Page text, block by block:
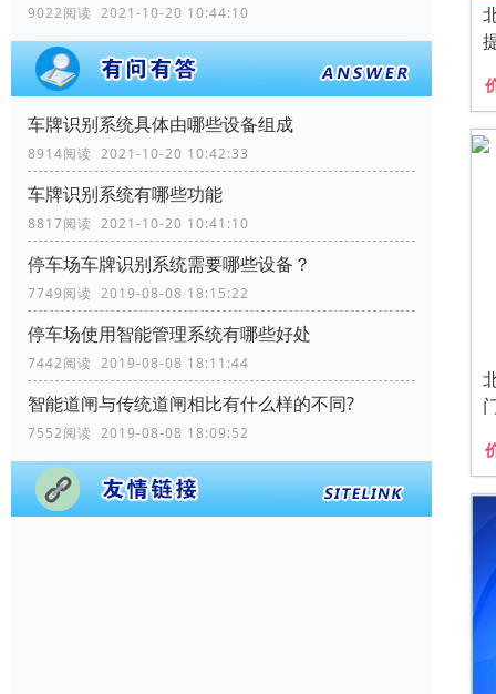
9022阅读 2021-10-20 10:44:10
车牌识别系统具体由哪些设备组成
8914阅读 2021-10-20 10:42:33
车牌识别系统有哪些功能
8817阅读 2021-10-20 10:41:10
停车场车牌识别系统需要哪些设备？
7749阅读 2019-08-08 18:15:22
停车场使用智能管理系统有哪些好处
7442阅读 2019-08-08 18:11:44
智能道闸与传统道闸相比有什么样的不同?
7552阅读 2019-08-08 18:09:52